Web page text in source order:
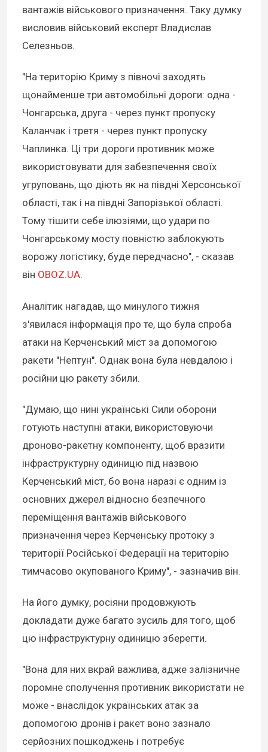
вантажів військового призначення. Таку думку
висловив військовий експерт Владислав
Селезньов.
"На територію Криму з півночі заходять
щонайменше три автомобільні дороги: одна -
Чонгарська, друга - через пункт пропуску
Каланчак і третя - через пункт пропуску
Чаплинка. Ці три дороги противник може
використовувати для забезпечення своїх
угруповань, що діють як на півдні Херсонської
області, так і на півдні Запорізької області.
Тому тішити себе ілюзіями, що удари по
Чонгарському мосту повністю заблокують
ворожу логістику, буде передчасно", - сказав
він OBOZ.UA.
Аналітик нагадав, що минулого тижня
з'явилася інформація про те, що була спроба
атаки на Керченський міст за допомогою
ракети "Нептун". Однак вона була невдалою і
російни цю ракету збили.
"Думаю, що нині українські Сили оборони
готують наступні атаки, використовуючи
дроново-ракетну компоненту, щоб вразити
інфраструктурну одиницю під назвою
Керченський міст, бо вона наразі є одним із
основних джерел відносно безпечного
переміщення вантажів військового
призначення через Керченську протоку з
території Російської Федерації на територію
тимчасово окупованого Криму", - зазначив він.
На його думку, росіяни продовжують
докладати дуже багато зусиль для того, щоб
цю інфраструктурну одиницю зберегти.
"Вона для них вкрай важлива, адже залізничне
поромне сполучення противник використати не
може - внаслідок українських атак за
допомогою дронів і ракет воно зазнало
серйозних пошкоджень і потребує